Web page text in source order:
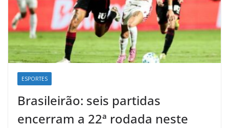
ESPORTES
Brasileirão: seis partidas
encerram a 22ª rodada neste